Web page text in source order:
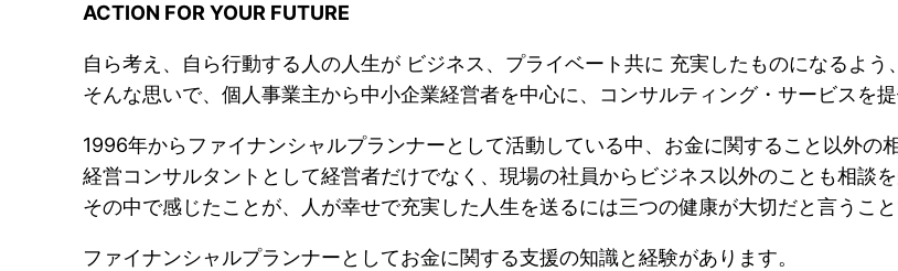
ACTION FOR YOUR FUTURE
自ら考え、自ら行動する人の人生が ビジネス、プライベート共に 充実したものになるよう
そんな思いで、個人事業主から中小企業経営者を中心に、コンサルティング・サービスを提
1996年からファイナンシャルプランナーとして活動している中、お金に関すること以外の
経営コンサルタントとして経営者だけでなく、現場の社員からビジネス以外のことも相談
その中で感じたことが、人が幸せで充実した人生を送るには三つの健康が大切だと言うこと
ファイナンシャルプランナーとしてお金に関する支援の知識と経験があります。